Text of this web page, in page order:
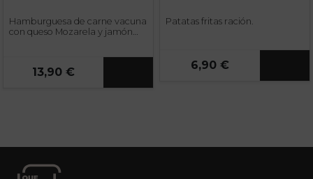
Hamburguesa de carne vacuna
con queso Mozarela y jamón
13,90 €
Patatas fritas ración.
6,90 €